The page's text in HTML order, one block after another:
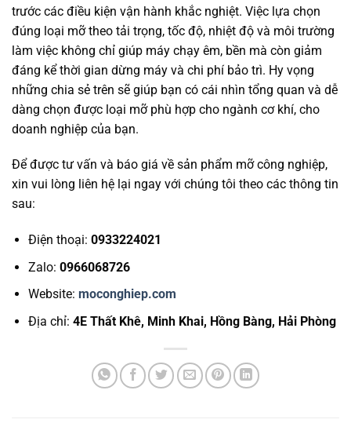
trước các điều kiện vận hành khắc nghiệt. Việc lựa chọn
đúng loại mỡ theo tải trọng, tốc độ, nhiệt độ và môi trường
làm việc không chỉ giúp máy chạy êm, bền mà còn giảm
đáng kể thời gian dừng máy và chi phí bảo trì. Hy vọng
những chia sẻ trên sẽ giúp bạn có cái nhìn tổng quan và dễ
dàng chọn được loại mỡ phù hợp cho ngành cơ khí, cho
doanh nghiệp của bạn.
Để được tư vấn và báo giá về sản phẩm mỡ công nghiệp,
xin vui lòng liên hệ lại ngay với chúng tôi theo các thông tin
sau:
Điện thoại: 0933224021
Zalo: 0966068726
Website: moconghiep.com
Địa chỉ: 4E Thất Khê, Minh Khai, Hồng Bàng, Hải Phòng